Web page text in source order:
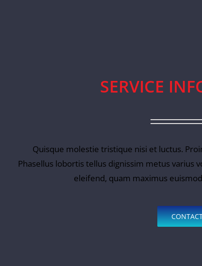
SERVICE
Quisque molestie tristique nisi et luctus.
Phasellus lobortis tellus dignissim metus varius
eleifend, quam maximus